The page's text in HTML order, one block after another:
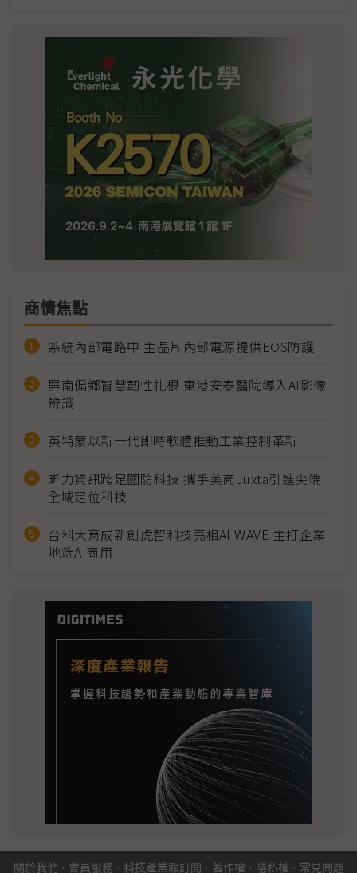
商情焦點
系統內部電路中 主晶片內部電源提供EOS防護
屏南偏鄉智慧韌性扎根 東港安泰醫院導入AI影像
辨識
英特蒙以新一代即時軟體推動工業控制革新
昕力資訊跨足國防科技 攜手美商Juxta引進尖端
全域定位科技
台科大育成新創虎智科技亮相AI WAVE 主打企業
地端AI商用
關於我們 · 會員服務 · 科技產業報訂閱 · 著作權 · 隱私權 · 常見問題